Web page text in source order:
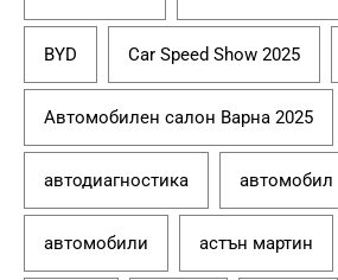
BYD Car Speed Show 2025
Автомобилен салон Варна 2025
автодиагностика автомобил
автомобили астън мартин